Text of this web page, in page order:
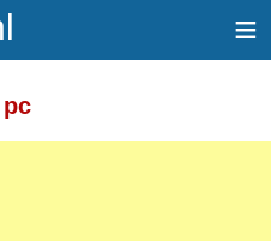
≡
<a> <em> <strong> <br>